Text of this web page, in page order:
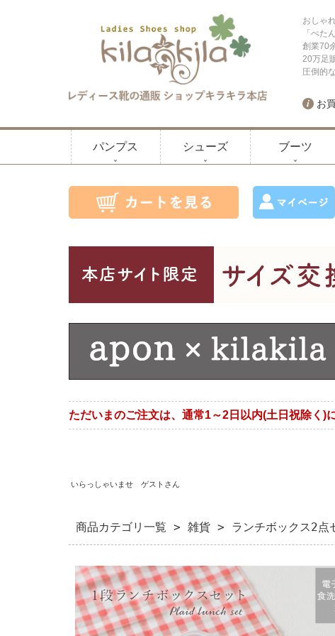
おしゃ
「ぺた
創業70
20万足
圧倒的
お
パンプス シューズ ブーツ
ただいまのご注文は、通常1～2日以内(土日祝除く)
いらっしゃいませ ゲストさん
商品カテゴリ一覧 > 雑貨 > ランチボックス2点